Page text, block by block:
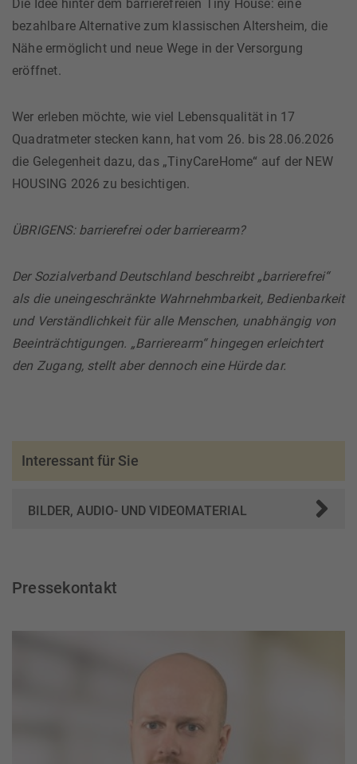
Die Idee hinter dem barrierefreien Tiny House: eine
bezahlbare Alternative zum klassischen Altersheim, die
Nähe ermöglicht und neue Wege in der Versorgung
eröffnet.
Wer erleben möchte, wie viel Lebensqualität in 17
Quadratmeter stecken kann, hat vom 26. bis 28.06.2026
die Gelegenheit dazu, das „TinyCareHome“ auf der NEW
HOUSING 2026 zu besichtigen.
ÜBRIGENS: barrierefrei oder barrierearm?
Der Sozialverband Deutschland beschreibt „barrierefrei“
als die uneingeschränkte Wahrnehmbarkeit, Bedienbarkeit
und Verständlichkeit für alle Menschen, unabhängig von
Beeinträchtigungen. „Barrierearm“ hingegen erleichtert
den Zugang, stellt aber dennoch eine Hürde dar.
Interessant für Sie
BILDER, AUDIO- UND VIDEOMATERIAL
Pressekontakt